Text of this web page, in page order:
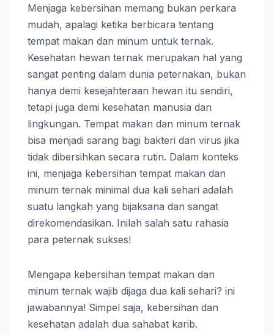
Menjaga kebersihan memang bukan perkara
mudah, apalagi ketika berbicara tentang
tempat makan dan minum untuk ternak.
Kesehatan hewan ternak merupakan hal yang
sangat penting dalam dunia peternakan, bukan
hanya demi kesejahteraan hewan itu sendiri,
tetapi juga demi kesehatan manusia dan
lingkungan. Tempat makan dan minum ternak
bisa menjadi sarang bagi bakteri dan virus jika
tidak dibersihkan secara rutin. Dalam konteks
ini, menjaga kebersihan tempat makan dan
minum ternak minimal dua kali sehari adalah
suatu langkah yang bijaksana dan sangat
direkomendasikan. Inilah salah satu rahasia
para peternak sukses!
Mengapa kebersihan tempat makan dan
minum ternak wajib dijaga dua kali sehari? ini
jawabannya! Simpel saja, kebersihan dan
kesehatan adalah dua sahabat karib.